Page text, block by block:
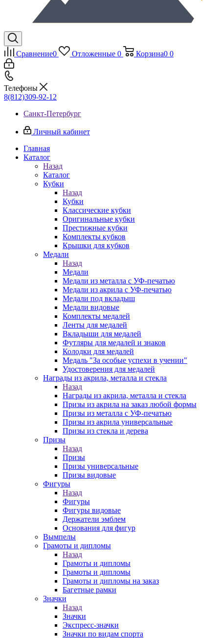
Сравнение0 Отложенные 0 Корзина0 0
Телефоны
8(812)309-92-12
Санкт-Петербург
Личный кабинет
Главная
Каталог
Назад
Каталог
Кубки
Назад
Кубки
Классические кубки
Оригинальные кубки
Престижные кубки
Комплекты кубков
Крышки для кубков
Медали
Назад
Медали
Медали из металла с УФ-печатью
Медали из акрила с УФ-печатью
Медали под вкладыш
Медали видовые
Комплекты медалей
Ленты для медалей
Вкладыши для медалей
Футляры для медалей и знаков
Колодки для медалей
Медаль "За особые успехи в учении"
Удостоверения для медалей
Награды из акрила, металла и стекла
Назад
Награды из акрила, металла и стекла
Призы из акрила на заказ любой формы
Призы из металла с УФ-печатью
Призы из акрила универсальные
Призы из стекла и дерева
Призы
Назад
Призы
Призы универсальные
Призы видовые
Фигуры
Назад
Фигуры
Фигуры видовые
Держатели эмблем
Основания для фигур
Вымпелы
Грамоты и дипломы
Назад
Грамоты и дипломы
Грамоты и дипломы
Грамоты и дипломы на заказ
Багетные рамки
Значки
Назад
Значки
Экспресс-значки
Значки по видам спорта